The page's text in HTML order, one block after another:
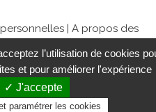
A propos des
l’utilisation de cookies
et pour améliorer l'expérience
✓ J'accepte
paramétrer les cookies